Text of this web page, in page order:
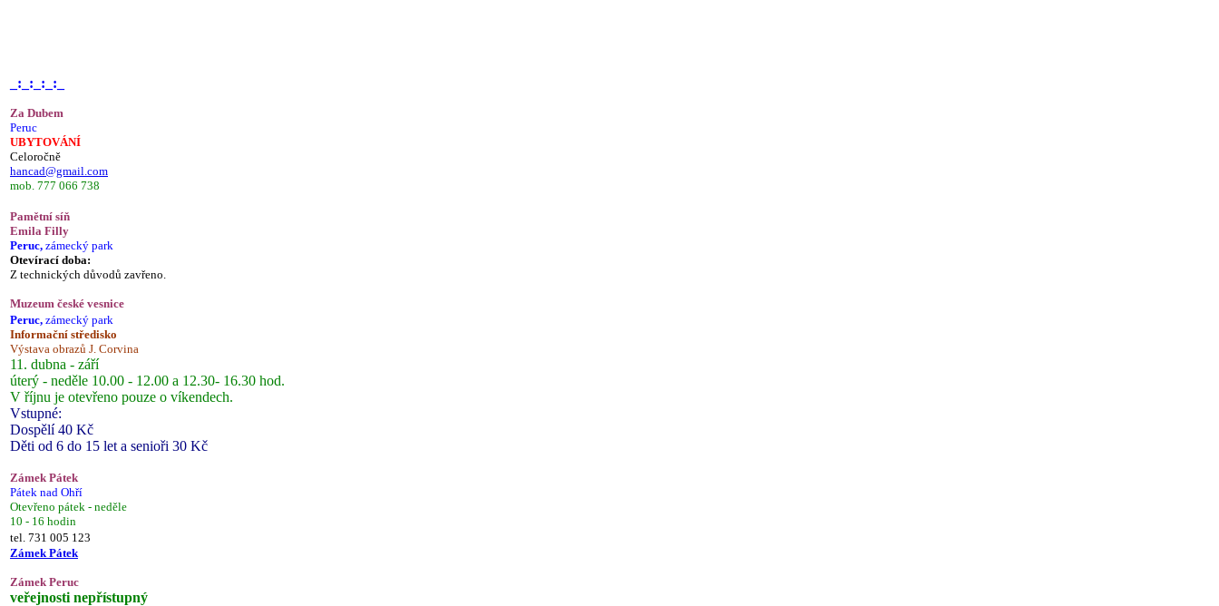
_:_:_:_:_
Za Dubem
Peruc
UBYTOVÁNÍ
Celoročně
hancad@gmail.com
mob. 777 066 738
Pamětní síň
Emila Filly
Peruc, zámecký park
Otevírací doba:
Z technických důvodů zavřeno.
Muzeum české vesnice
Peruc, zámecký park
Informační středisko
Výstava obrazů J. Corvina
11. dubna - září
úterý - neděle 10.00 - 12.00 a 12.30- 16.30 hod.
V říjnu je otevřeno pouze o víkendech.
Vstupné:
Dospělí 40 Kč
Děti od 6 do 15 let a senioři 30 Kč
Zámek Pátek
Pátek nad Ohří
Otevřeno pátek - neděle
10 - 16 hodin
tel. 731 005 123
Zámek Pátek
Zámek Peruc
veřejnosti nepřístupný